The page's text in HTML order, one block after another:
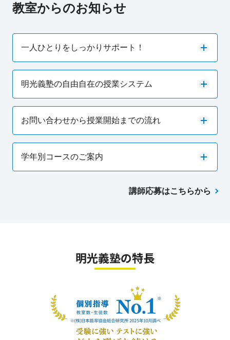
教室からのお知らせ
一人ひとりをしっかりサポート！
明光義塾の自由自在の授業システム
お問い合わせから授業開始までの流れ
学年別コースのご案内
講師応募はこちらから
明光義塾の特長